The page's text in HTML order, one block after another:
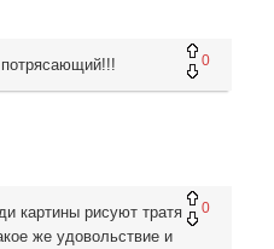
0
0
картины рисуют тратя
же удовольствие и